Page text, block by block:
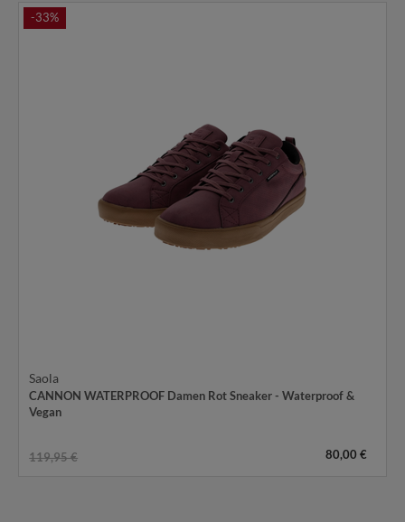
-33%
Saola
CANNON WATERPROOF Damen Rot Sneaker - Waterproof &
Vegan
119,95 € 80,00 €